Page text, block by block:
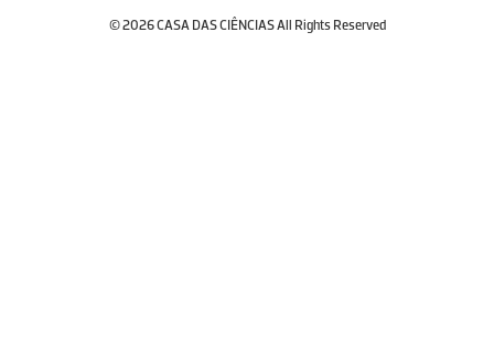
© 2026 CASA DAS CIÊNCIAS All Rights Reserved